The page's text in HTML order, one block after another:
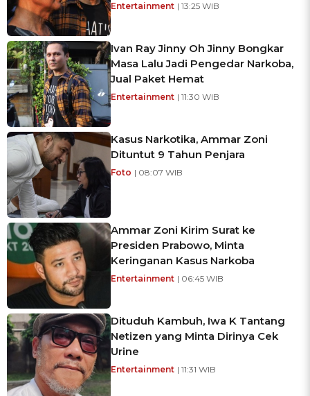
Entertainment | 13:25 WIB
Ivan Ray Jinny Oh Jinny Bongkar
Masa Lalu Jadi Pengedar Narkoba,
Jual Paket Hemat
Entertainment | 11:30 WIB
Kasus Narkotika, Ammar Zoni
Dituntut 9 Tahun Penjara
Foto | 08:07 WIB
Ammar Zoni Kirim Surat ke
Presiden Prabowo, Minta
Keringanan Kasus Narkoba
Entertainment | 06:45 WIB
Dituduh Kambuh, Iwa K Tantang
Netizen yang Minta Dirinya Cek
Urine
Entertainment | 11:31 WIB